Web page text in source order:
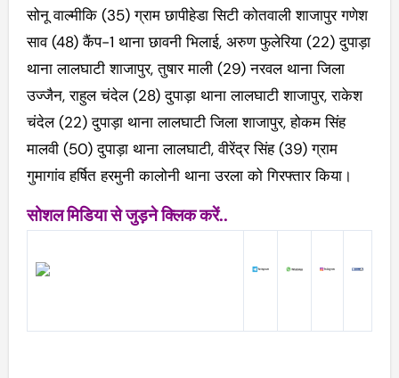
सोनू वाल्मीकि (35) ग्राम छापीहेडा सिटी कोतवाली शाजापुर गणेश
साव (48) कैंप-1 थाना छावनी भिलाई, अरुण फुलेरिया (22) दुपाड़ा
थाना लालघाटी शाजापुर, तुषार माली (29) नरवल थाना जिला
उज्जैन, राहुल चंदेल (28) दुपाड़ा थाना लालघाटी शाजापुर, राकेश
चंदेल (22) दुपाड़ा थाना लालघाटी जिला शाजापुर, होकम सिंह
मालवी (50) दुपाड़ा थाना लालघाटी, वीरेंद्र सिंह (39) ग्राम
गुमागांव हर्षित हरमुनी कालोनी थाना उरला को गिरफ्तार किया।
सोशल मिडिया से जुड़ने क्लिक करें..